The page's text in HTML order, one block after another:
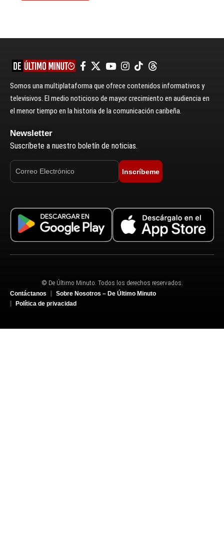
Somos una multiplataforma que ofrece contenidos informativos y
televisivos. El medio noticioso de mayor crecimiento en audiencia en
el menor tiempo en la historia de la comunicación caribeña.
Newsletter
Suscríbete a nuestro boletín de noticias.
Inscríbeme
© De Último Minuto. Todos los derechos reservados.
Contáctanos
Sobre Nosotros – De Último Minuto
Política de privacidad